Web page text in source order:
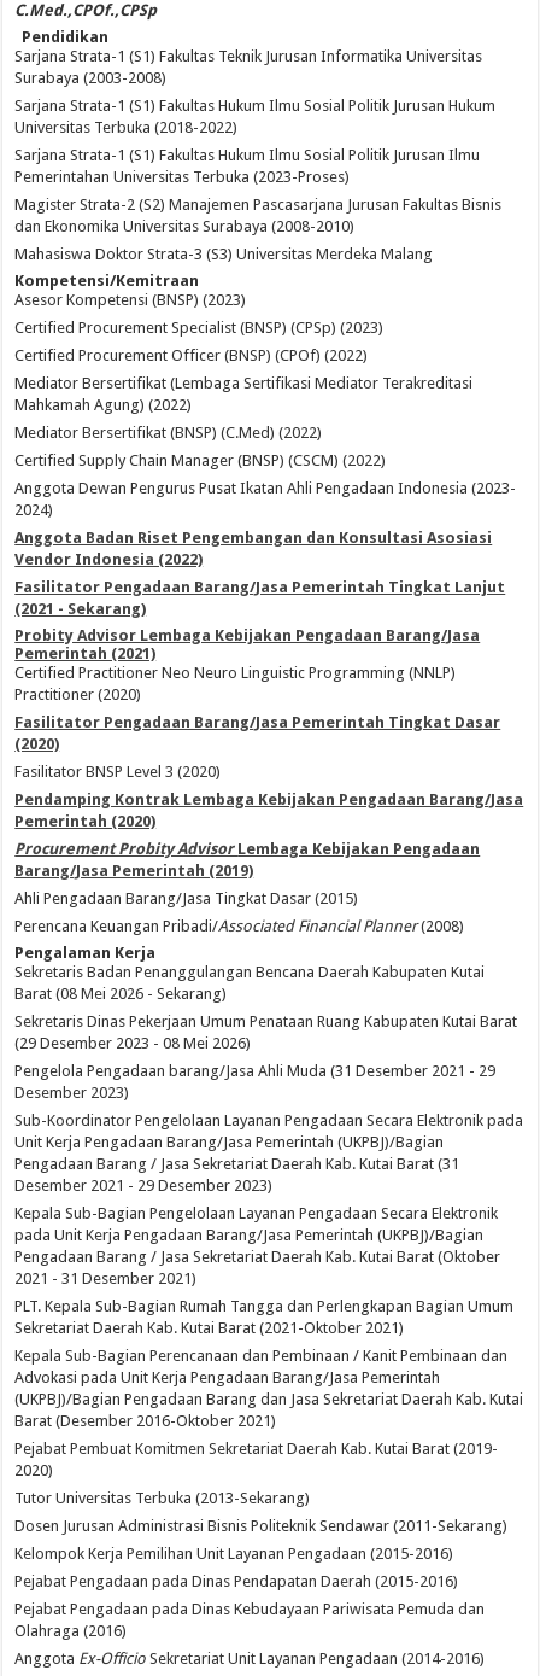
C.Med.,CPOf.,CPSp
Pendidikan
Sarjana Strata-1 (S1) Fakultas Teknik Jurusan Informatika Universitas
Surabaya (2003-2008)
Sarjana Strata-1 (S1) Fakultas Hukum Ilmu Sosial Politik Jurusan Hukum
Universitas Terbuka (2018-2022)
Sarjana Strata-1 (S1) Fakultas Hukum Ilmu Sosial Politik Jurusan Ilmu
Pemerintahan Universitas Terbuka (2023-Proses)
Magister Strata-2 (S2) Manajemen Pascasarjana Jurusan Fakultas Bisnis
dan Ekonomika Universitas Surabaya (2008-2010)
Mahasiswa Doktor Strata-3 (S3) Universitas Merdeka Malang
Kompetensi/Kemitraan
Asesor Kompetensi (BNSP) (2023)
Certified Procurement Specialist (BNSP) (CPSp) (2023)
Certified Procurement Officer (BNSP) (CPOf) (2022)
Mediator Bersertifikat (Lembaga Sertifikasi Mediator Terakreditasi
Mahkamah Agung) (2022)
Mediator Bersertifikat (BNSP) (C.Med) (2022)
Certified Supply Chain Manager (BNSP) (CSCM) (2022)
Anggota Dewan Pengurus Pusat Ikatan Ahli Pengadaan Indonesia (2023-
2024)
Anggota Badan Riset Pengembangan dan Konsultasi Asosiasi
Vendor Indonesia (2022)
Fasilitator Pengadaan Barang/Jasa Pemerintah Tingkat Lanjut
(2021 - Sekarang)
Probity Advisor Lembaga Kebijakan Pengadaan Barang/Jasa
Pemerintah (2021)
Certified Practitioner Neo Neuro Linguistic Programming (NNLP)
Practitioner (2020)
Fasilitator Pengadaan Barang/Jasa Pemerintah Tingkat Dasar
(2020)
Fasilitator BNSP Level 3 (2020)
Pendamping Kontrak Lembaga Kebijakan Pengadaan Barang/Jasa
Pemerintah (2020)
Procurement Probity Advisor Lembaga Kebijakan Pengadaan
Barang/Jasa Pemerintah (2019)
Ahli Pengadaan Barang/Jasa Tingkat Dasar (2015)
Perencana Keuangan Pribadi/Associated Financial Planner(2008)
Pengalaman Kerja
Sekretaris Badan Penanggulangan Bencana Daerah Kabupaten Kutai
Barat (08 Mei 2026 - Sekarang)
Sekretaris Dinas Pekerjaan Umum Penataan Ruang Kabupaten Kutai Barat
(29 Desember 2023 - 08 Mei 2026)
Pengelola Pengadaan barang/Jasa Ahli Muda (31 Desember 2021 - 29
Desember 2023)
Sub-Koordinator Pengelolaan Layanan Pengadaan Secara Elektronik pada
Unit Kerja Pengadaan Barang/Jasa Pemerintah (UKPBJ)/Bagian
Pengadaan Barang / Jasa Sekretariat Daerah Kab. Kutai Barat (31
Desember 2021 - 29 Desember 2023)
Kepala Sub-Bagian Pengelolaan Layanan Pengadaan Secara Elektronik
pada Unit Kerja Pengadaan Barang/Jasa Pemerintah (UKPBJ)/Bagian
Pengadaan Barang / Jasa Sekretariat Daerah Kab. Kutai Barat (Oktober
2021 - 31 Desember 2021)
PLT. Kepala Sub-Bagian Rumah Tangga dan Perlengkapan Bagian Umum
Sekretariat Daerah Kab. Kutai Barat (2021-Oktober 2021)
Kepala Sub-Bagian Perencanaan dan Pembinaan / Kanit Pembinaan dan
Advokasi pada Unit Kerja Pengadaan Barang/Jasa Pemerintah
(UKPBJ)/Bagian Pengadaan Barang dan Jasa Sekretariat Daerah Kab. Kutai
Barat (Desember 2016-Oktober 2021)
Pejabat Pembuat Komitmen Sekretariat Daerah Kab. Kutai Barat (2019-
2020)
Tutor Universitas Terbuka (2013-Sekarang)
Dosen Jurusan Administrasi Bisnis Politeknik Sendawar (2011-Sekarang)
Kelompok Kerja Pemilihan Unit Layanan Pengadaan (2015-2016)
Pejabat Pengadaan pada Dinas Pendapatan Daerah (2015-2016)
Pejabat Pengadaan pada Dinas Kebudayaan Pariwisata Pemuda dan
Olahraga (2016)
Anggota Ex-Officio Sekretariat Unit Layanan Pengadaan (2014-2016)